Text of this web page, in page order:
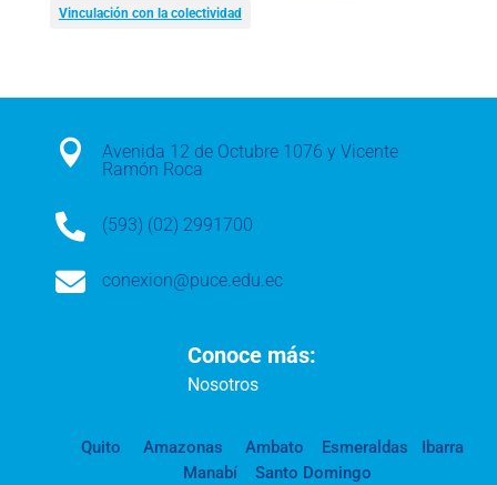
Vinculación con la colectividad

Avenida 12 de Octubre 1076 y Vicente
Ramón Roca
 (593) (02) 2991700
 conexion@puce.edu.ec
Conoce más:
Nosotros
Quito Amazonas Ambato Esmeraldas
Ibarra
Manabí
Santo Domingo